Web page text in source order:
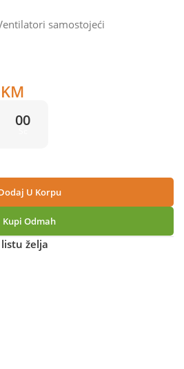
samostojeći
KM
00
U Korpu
Kupi Odmah
želja